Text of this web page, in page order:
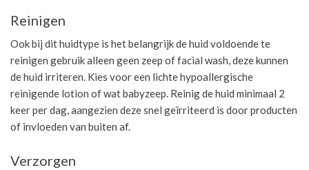
Reinigen
Ook bij dit huidtype is het belangrijk de huid voldoende te
reinigen gebruik alleen geen zeep of facial wash, deze kunnen
de huid irriteren. Kies voor een lichte hypoallergische
reinigende lotion of wat babyzeep. Reinig de huid minimaal 2
keer per dag, aangezien deze snel geïrriteerd is door producten
of invloeden van buiten af.
Verzorgen